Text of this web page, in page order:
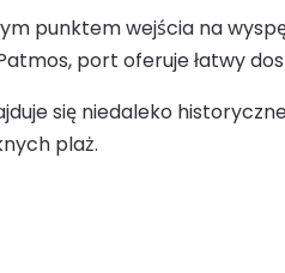
punktem wejścia na
port oferuje łatwy
się niedaleko
plaż.